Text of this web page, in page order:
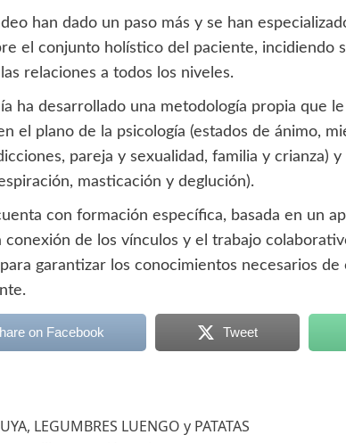
han dado un paso más y se han
el conjunto holístico del paciente, incidiendo
relaciones a todos los niveles.
ha desarrollado una metodología propia que
el plano de la psicología (estados de ánimo,
pareja y sexualidad, familia y crianza)
masticación y deglución).
con formación específica, basada en un
conexión de los vínculos y el trabajo
garantizar los conocimientos necesarios
on Facebook Tweet
LEGUMBRES LUENGO y PATATAS